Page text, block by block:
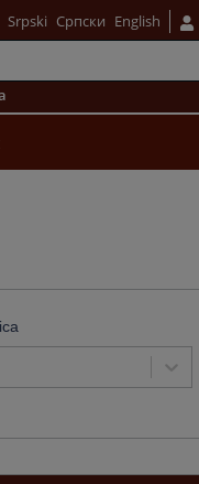
Srpski Српски English